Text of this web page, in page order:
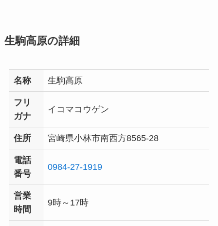
生駒高原の詳細
名称 生駒高原
フリ
ガナ
イコマコウゲン
住所 宮崎県小林市南西方8565-28
電話
番号
0984-27-1919
営業
時間
9時～17時